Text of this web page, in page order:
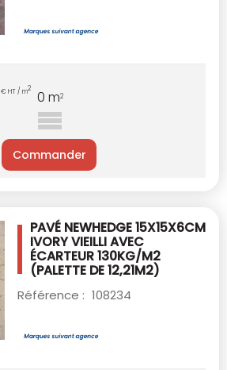
€ HT / m2 0 m2
Commander
PAVÉ NEWHEDGE 15X15X6CM
IVORY VIEILLIAVEC
ÉCARTEUR 130KG/M2
(PALETTE DE 12,21M2)
Référence : 108234